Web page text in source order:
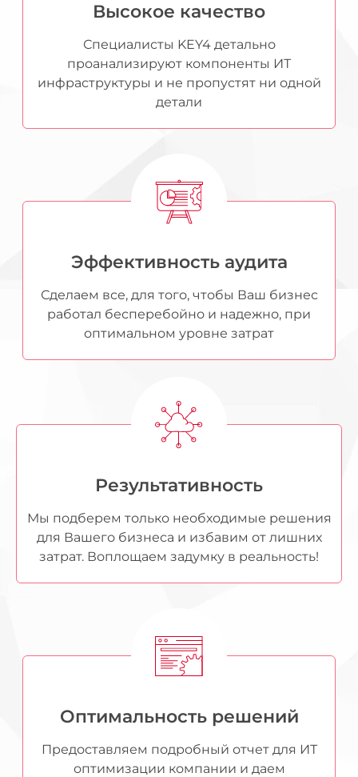
Высокое качество
Специалисты KEY4 детально
проанализируют компоненты ИТ
инфраструктуры и не пропустят ни одной
детали
Эффективность аудита
Сделаем все, для того, чтобы Ваш бизнес
работал бесперебойно и надежно, при
оптимальном уровне затрат
Результативность
Мы подберем только необходимые решения
для Вашего бизнеса и избавим от лишних
затрат. Воплощаем задумку в реальность!
Оптимальность решений​
Предоставляем подробный отчет для ИТ
оптимизации компании и даем